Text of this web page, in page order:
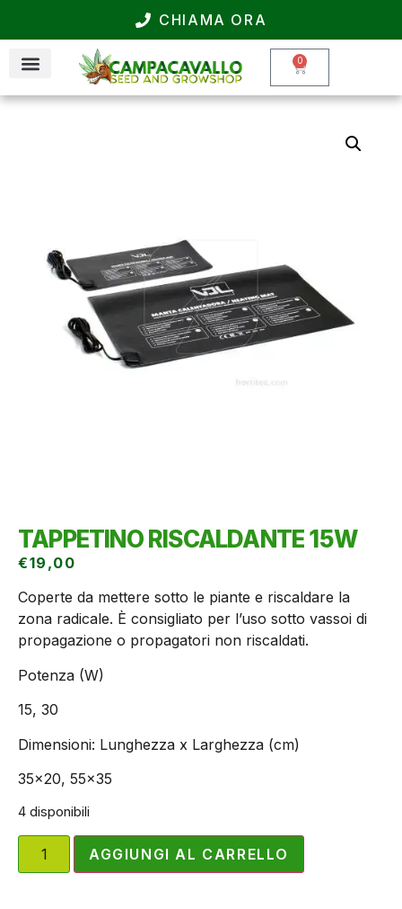
CHIAMA ORA
0
TAPPETINO RISCALDANTE 15W
€19,00
Coperte da mettere sotto le piante e riscaldare la
zona radicale. È consigliato per l’uso sotto vassoi di
propagazione o propagatori non riscaldati.
Potenza (W)
15, 30
Dimensioni: Lunghezza x Larghezza (cm)
35×20, 55×35
4 disponibili
AGGIUNGI AL CARRELLO